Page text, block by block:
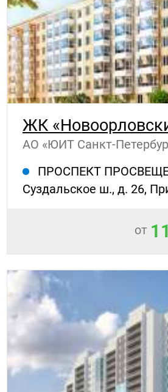
ЖК
АО «ЮИТ Санкт-
ПРОСПЕКТ
Суздальское ш., д. 26,
от